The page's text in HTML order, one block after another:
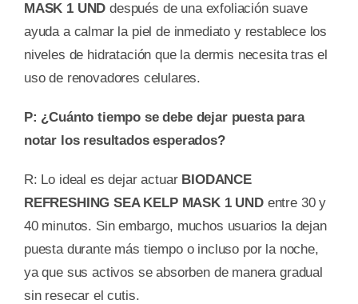
MASK 1 UND después de una exfoliación suave
ayuda a calmar la piel de inmediato y restablece los
niveles de hidratación que la dermis necesita tras el
uso de renovadores celulares.
P: ¿Cuánto tiempo se debe dejar puesta para
notar los resultados esperados?
R: Lo ideal es dejar actuar BIODANCE
REFRESHING SEA KELP MASK 1 UNDentre 30 y
40 minutos. Sin embargo, muchos usuarios la dejan
puesta durante más tiempo o incluso por la noche,
ya que sus activos se absorben de manera gradual
sin resecar el cutis.